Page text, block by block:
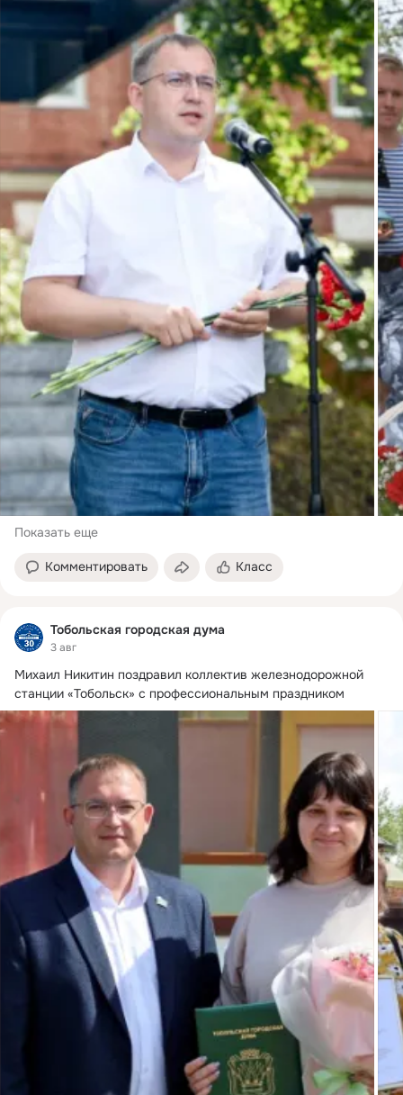
Показать еще
Комментировать Класс
Тобольская городская дума
3 авг
Михаил Никитин поздравил коллектив железнодорожной
станции «Тобольск» с профессиональным праздником